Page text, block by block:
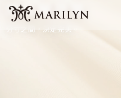
隱私權政策
分寸之間，決定完美。